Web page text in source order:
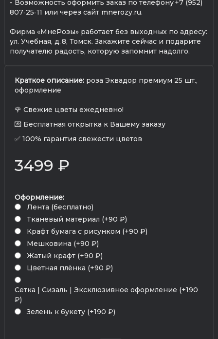
- Возможность оформить заказ по телефону +7 (952)
807‑25‑11 или через сайт mnerozy.ru.
Фирма «МнеРозы» работает без выходных по адресу:
ул. Учебная, д. 8, Томск. Закажите сейчас и подарите
получателю радость, которую запомнит надолго.
Краткое описание: роза Эквадор премиум 25 шт.,
оформление
🌹 Свежие цветы ежедневно!
💌 Бесплатная открытка к Вашему заказу
✅ 100% гарантия свежести цветов
3499 ₽
Оформление:
Лента (бесплатно)
Тканевый материал (+90 ₽)
Крафт бумага с рисунком (+90 ₽)
Мешковина (+90 ₽)
Жатый крафт (+90 ₽)
Цветная плёнка (+90 ₽)
Сетка | Сизаль | Эксклюзивное оформление (+190
₽)
Зелень к букету (+190 ₽)